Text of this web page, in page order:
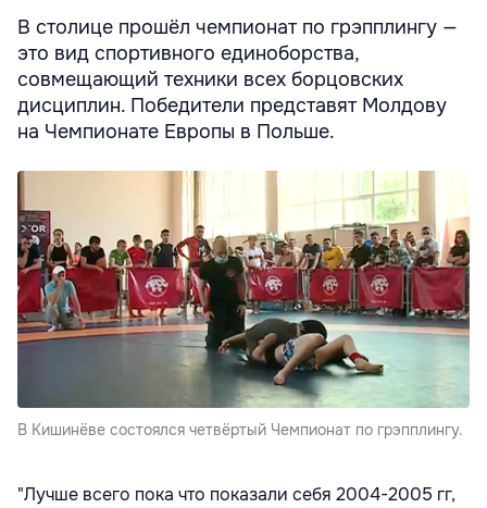
В столице прошёл чемпионат по грэпплингу —
это вид спортивного единоборства,
совмещающий техники всех борцовских
дисциплин. Победители представят Молдову
на Чемпионате Европы в Польше.
В Кишинёве состоялся четвёртый Чемпионат по грэпплингу.
"Лучше всего пока что показали себя 2004-2005 гг,